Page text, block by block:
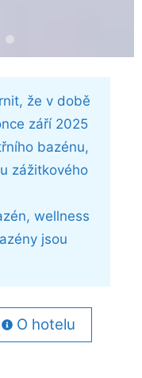
že v době
září 2025
bazénu,
zážitkového
wellness
jsou
O hotelu